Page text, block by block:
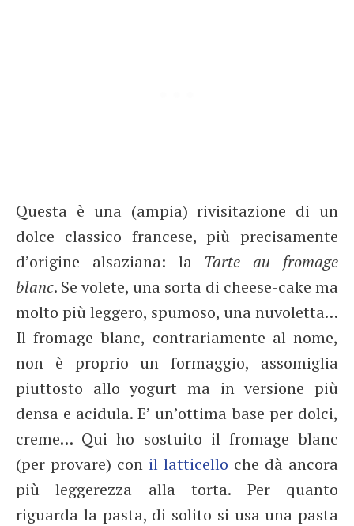
Questa è una (ampia) rivisitazione di un
dolce classico francese, più precisamente
d’origine alsaziana: la Tarte au fromage
blanc. Se volete, una sorta di cheese-cake ma
molto più leggero, spumoso, una nuvoletta…
Il fromage blanc, contrariamente al nome,
non è proprio un formaggio, assomiglia
piuttosto allo yogurt ma in versione più
densa e acidula. E’ un’ottima base per dolci,
creme… Qui ho sostuito il fromage blanc
(per provare) con il latticello che dà ancora
più leggerezza alla torta. Per quanto
riguarda la pasta, di solito si usa una pasta